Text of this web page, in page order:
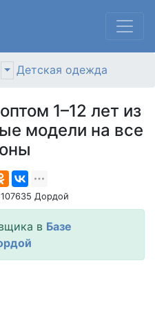
Детская одежда
1–12 лет из
модели на все
Дордой
в Базе